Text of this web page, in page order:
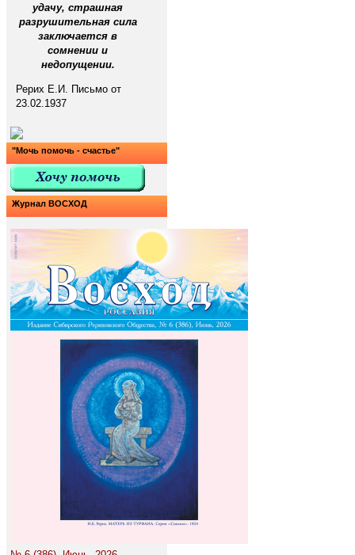
удачу, страшная
разрушительная сила
заключается в
сомнении и
недопущении.
Рерих Е.И. Письмо от
23.02.1937
"Мочь помочь - счастье"
Журнал ВОСХОД